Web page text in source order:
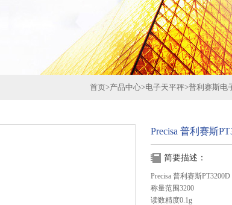
首页>产品中心>电子天平秤>普利赛斯电
Precisa 普利赛斯
简要描述：
Precisa 普利赛斯PT3200D
称量范围3200
读数精度0.1g